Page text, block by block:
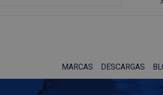
MARCAS DESCARGAS